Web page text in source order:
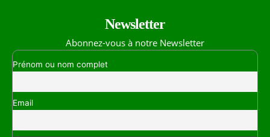
Newsletter
Abonnez-vous à notre Newsletter
Prénom ou nom complet
Email